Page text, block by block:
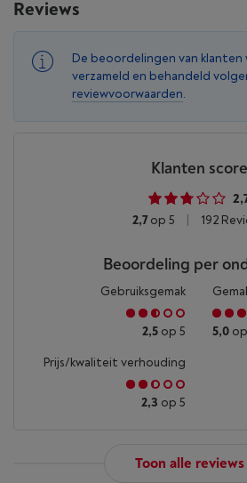
Reviews
De beoordelingen van klanten
verzameld en behandeld
reviewvoorwaarden.
Klanten score
2,7op 5 192
Beoordeling per
Gebruiksgemak
2,5 op 5 5,0
Prijs/kwaliteit verhouding
2,3 op 5
Toon alle reviews